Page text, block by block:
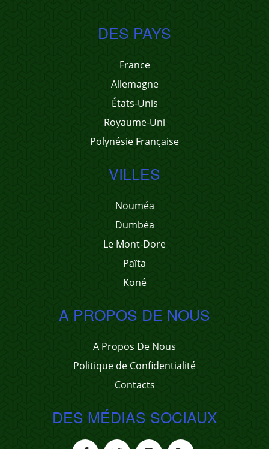
DES PAYS
France
Allemagne
États-Unis
Royaume-Uni
Polynésie Française
VILLES
Nouméa
Dumbéa
Le Mont-Dore
Païta
Koné
A PROPOS DE NOUS
A Propos De Nous
Politique de Confidentialité
Contacts
DES MÉDIAS SOCIAUX